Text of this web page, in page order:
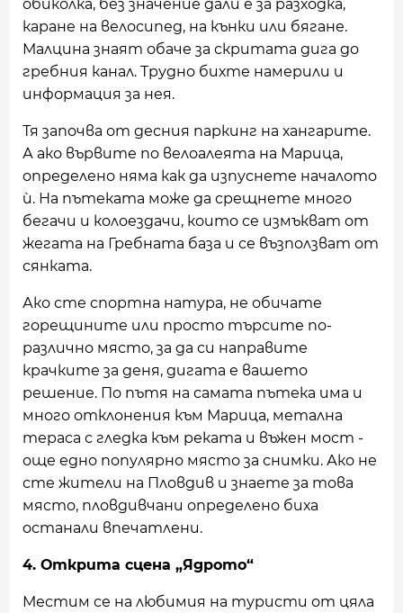
обиколка, без значение дали е за разходка,
каране на велосипед, на кънки или бягане.
Малцина знаят обаче за скритата дига до
гребния канал. Трудно бихте намерили и
информация за нея.
Тя започва от десния паркинг на хангарите.
А ако вървите по велоалеята на Марица,
определено няма как да изпуснете началото
ѝ. На пътеката може да срещнете много
бегачи и колоездачи, които се измъкват от
жегата на Гребната база и се възползват от
сянката.
Ако сте спортна натура, не обичате
горещините или просто търсите по-
различно място, за да си направите
крачките за деня, дигата е вашето
решение. По пътя на самата пътека има и
много отклонения към Марица, метална
тераса с гледка към реката и въжен мост -
още едно популярно място за снимки. Ако не
сте жители на Пловдив и знаете за това
място, пловдивчани определено биха
останали впечатлени.
4. Открита сцена „Ядрото“
Местим се на любимия на туристи от цяла